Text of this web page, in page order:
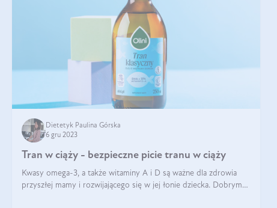
Dietetyk Paulina Górska
6 gru 2023
Tran w ciąży - bezpieczne picie tranu w ciąży
Kwasy omega-3, a także witaminy A i D są ważne dla zdrowia
przyszłej mamy i rozwijającego się w jej łonie dziecka. Dobrym